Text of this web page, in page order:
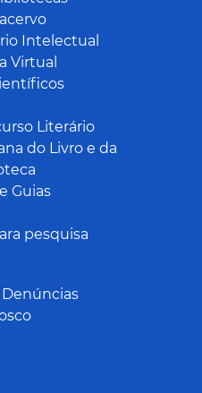
Intelectual
Virtual
Literário
do Livro e da
Guias
pesquisa